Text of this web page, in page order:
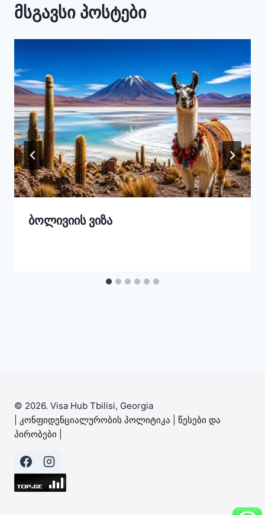
მსგავსი პოსტები
ბოლივიის ვიზა
© 2026. Visa Hub Tbilisi, Georgia
კონფიდენციალურობის პოლიტიკა
წესები და
პირობები